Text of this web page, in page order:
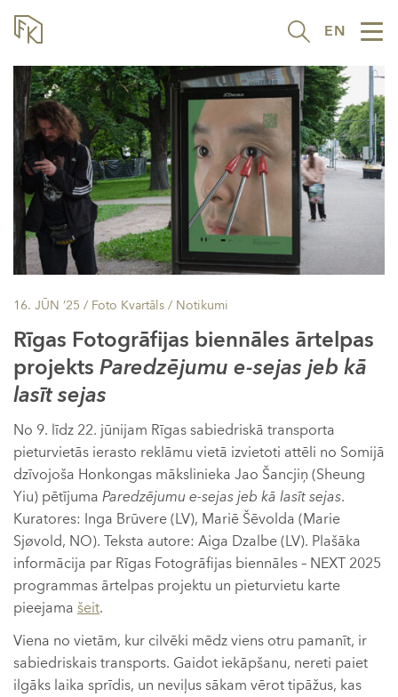
EN
16. JŪN ’25 / Foto Kvartāls / Notikumi
Rīgas Fotogrāfijas biennāles ārtelpas
projekts Paredzējumu e-sejas jeb kā
lasīt sejas
No 9. līdz 22. jūnijam Rīgas sabiedriskā transporta
pieturvietās ierasto reklāmu vietā izvietoti attēli no Somijā
dzīvojoša Honkongas mākslinieka Jao Šancjiņ (Sheung
Yiu) pētījuma Paredzējumu e-sejas jeb kā lasīt sejas.
Kuratores: Inga Brūvere (LV), Mariē Šēvolda (Marie
Sjøvold, NO). Teksta autore: Aiga Dzalbe (LV). Plašāka
informācija par Rīgas Fotogrāfijas biennāles – NEXT 2025
programmas ārtelpas projektu un pieturvietu karte
pieejama šeit.
Viena no vietām, kur cilvēki mēdz viens otru pamanīt, ir
sabiedriskais transports. Gaidot iekāpšanu, nereti paiet
ilgāks laika sprīdis, un neviļus sākam vērot tipāžus, kas